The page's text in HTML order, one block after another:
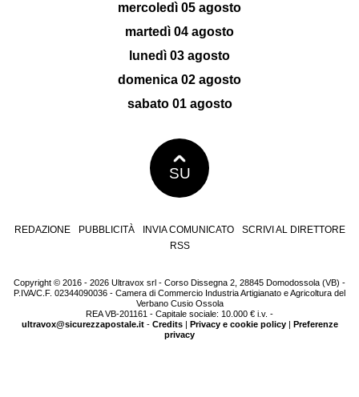
mercoledì 05 agosto
martedì 04 agosto
lunedì 03 agosto
domenica 02 agosto
sabato 01 agosto
SU
REDAZIONE PUBBLICITÀ INVIA COMUNICATO
SCRIVI AL DIRETTORE
RSS
Copyright © 2016 - 2026 Ultravox srl - Corso Dissegna 2, 28845 Domodossola (VB) -
P.IVA/C.F. 02344090036 - Camera di Commercio Industria Artigianato e Agricoltura del
Verbano Cusio Ossola
REA VB-201161 - Capitale sociale: 10.000 € i.v. -
ultravox@sicurezzapostale.it- Credits| Privacy e cookie policy| Preferenze
privacy